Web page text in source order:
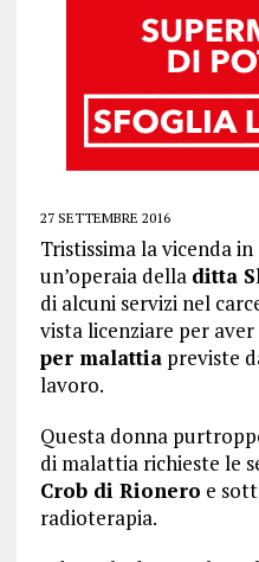
27 SETTEMBRE 2016
Tristissima la vicenda
un’operaia della ditta
di alcuni servizi nel
vista licenziare per aver
per malattiapreviste
lavoro.
Questa donna
di malattia richieste le
Crob di Rionero e
radioterapia.